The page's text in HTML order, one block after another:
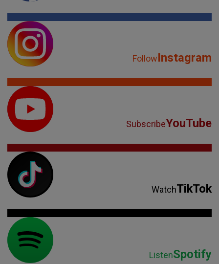
FollowInstagram
SubscribeYouTube
WatchTikTok
ListenSpotify